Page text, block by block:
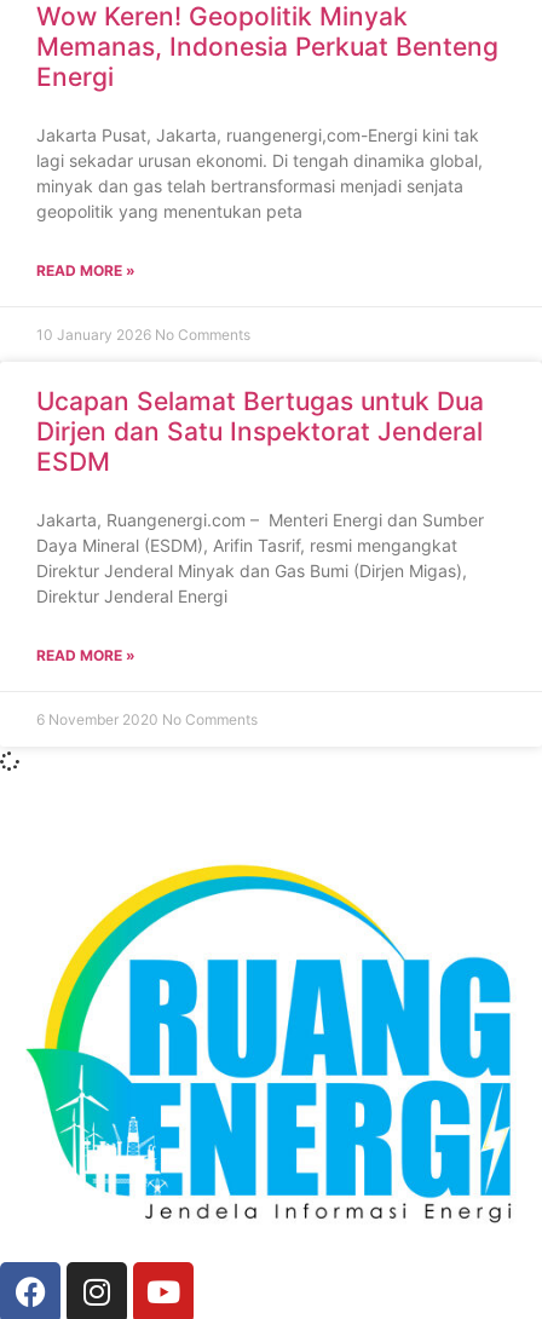
Wow Keren! Geopolitik Minyak
Memanas, Indonesia Perkuat Benteng
Energi
Jakarta Pusat, Jakarta, ruangenergi,com-Energi kini tak
lagi sekadar urusan ekonomi. Di tengah dinamika global,
minyak dan gas telah bertransformasi menjadi senjata
geopolitik yang menentukan peta
READ MORE »
10 January 2026 No Comments
Ucapan Selamat Bertugas untuk Dua
Dirjen dan Satu Inspektorat Jenderal
ESDM
Jakarta, Ruangenergi.com – Menteri Energi dan Sumber
Daya Mineral (ESDM), Arifin Tasrif, resmi mengangkat
Direktur Jenderal Minyak dan Gas Bumi (Dirjen Migas),
Direktur Jenderal Energi
READ MORE »
6 November 2020 No Comments